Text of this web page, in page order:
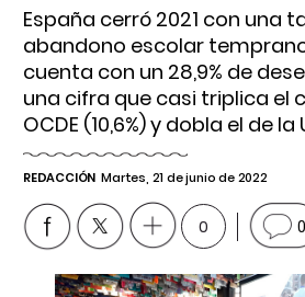
España cerró 2021 con una
abandono escolar temprano
cuenta con un 28,9% de
una cifra que casi triplica el
OCDE (10,6%) y dobla el de la
REDACCIÓN Martes, 21 de junio de 2022
0 0